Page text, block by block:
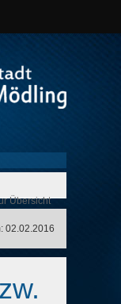
Übersicht
02.02.2016